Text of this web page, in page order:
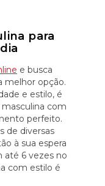
para
e busca
melhor opção.
e estilo, é
com
perfeito.
de diversas
à sua espera
até 6 vezes no
com estilo é